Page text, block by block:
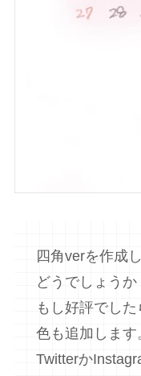
四角verを作成
どうでしょうか
もし好評でし
色も追加します
Twitterか